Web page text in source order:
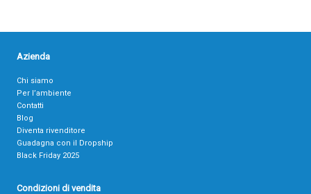
Azienda
Chi siamo
Per l’ambiente
Contatti
Blog
Diventa rivenditore
Guadagna con il Dropship
Black Friday 2025
Condizioni di vendita